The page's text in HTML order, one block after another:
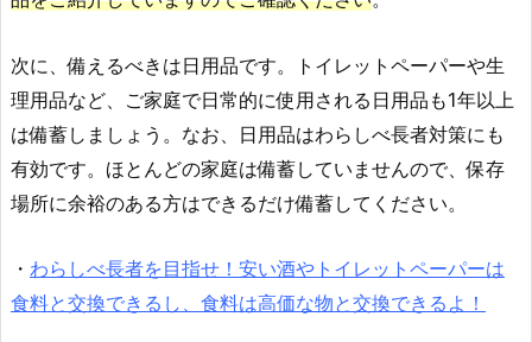
次に、備えるべきは日用品です。トイレットペーパーや生
理用品など、ご家庭で日常的に使用される日用品も1年以上
は備蓄しましょう。なお、日用品はわらしべ長者対策にも
有効です。ほとんどの家庭は備蓄していませんので、保存
場所に余裕のある方はできるだけ備蓄してください。
・ わらしべ長者を目指せ！安い酒やトイレットペーパーは
食料と交換できるし、食料は高価な物と交換できるよ！